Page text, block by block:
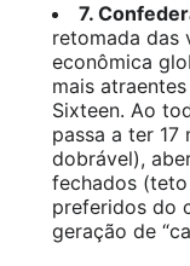
7.
retomada das
econômica
mais
Sixteen. Ao
passa a ter
dobrável),
fechados
preferidos do
geração de